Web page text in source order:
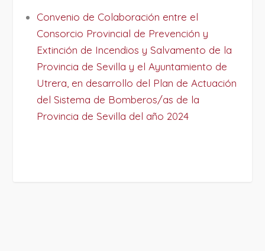
Convenio de Colaboración entre el
Consorcio Provincial de Prevención y
Extinción de Incendios y Salvamento de la
Provincia de Sevilla y el Ayuntamiento de
Utrera, en desarrollo del Plan de Actuación
del Sistema de Bomberos/as de la
Provincia de Sevilla del año 2024